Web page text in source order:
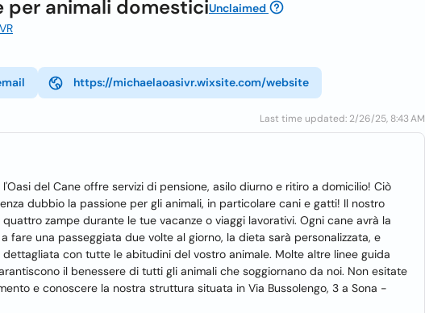
per animali domesticiUnclaimed
https://michaelaoasivr.wixsite.com/website
Last time updated: 2/26/25, 8:43 AM
del Cane offre servizi di pensione, asilo diurno e ritiro a domicilio! Ciò
dubbio la passione per gli animali, in particolare cani e gatti! Il nostro
zampe durante le tue vacanze o viaggi lavorativi. Ogni cane avrà la
fare una passeggiata due volte al giorno, la dieta sarà personalizzata, e
con tutte le abitudini del vostro animale. Molte altre linee guida
il benessere di tutti gli animali che soggiornano da noi. Non esitate
e conoscere la nostra struttura situata in Via Bussolengo, 3 a Sona -